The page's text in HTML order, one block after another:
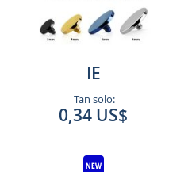
IE
Tan solo:
0,34 US$